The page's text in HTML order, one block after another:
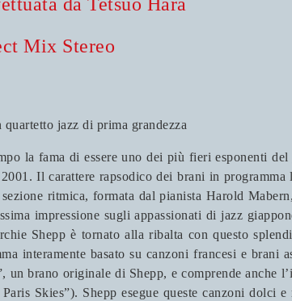
Mix Stereo
jazz di prima grandezza
la fama di essere uno dei più fieri esponenti
Il carattere rapsodico dei brani in
ritmica, formata dal pianista Harold
impressione sugli appassionati di jazz
Shepp è tornato alla ribalta con questo
interamente basato su canzoni francesi e brani
brano originale di Shepp, e comprende anche
Skies”). Shepp esegue queste canzoni dolci